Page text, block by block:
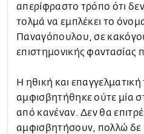
απερίφραστο τρόπο ότι
τολμά να εμπλέκει το
Παναγόπουλου, σε
επιστημονικής φαντασίας
Η ηθική και
αμφισβητήθηκε ούτε μία
από κανέναν. Δεν θα
αμφισβητήσουν, πολλώ δε